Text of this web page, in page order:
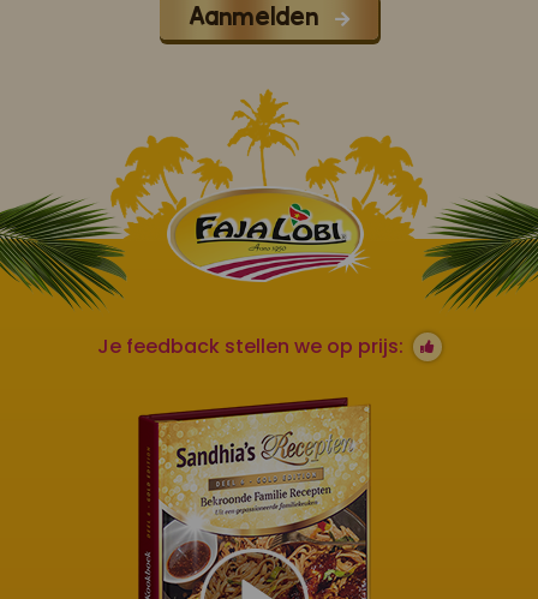
Aanmelden
Je feedback stellen we op prijs: